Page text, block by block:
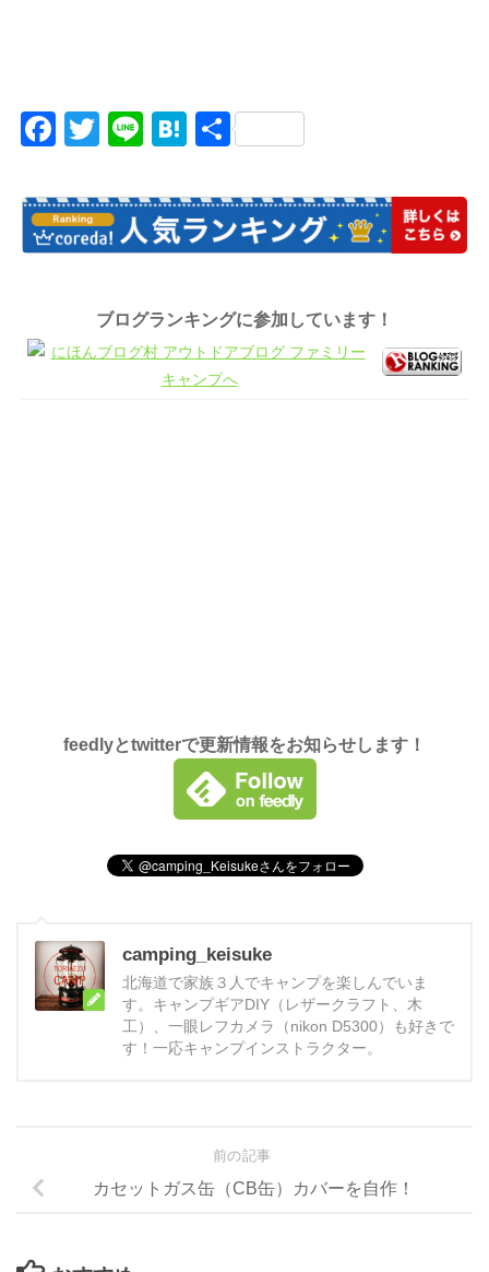
Facebook
Twitter
LineHatena
共
ブログランキングに参加しています！
feedlyとtwitterで更新情報をお知らせします！
camping_keisuke
北海道で家族３人でキャンプを楽しんでいま
す。キャンプギアDIY（レザークラフト、木
工）、一眼レフカメラ（nikon D5300）も好きで
す！一応キャンプインストラクター。
前の記事
カセットガス缶（CB缶）カバーを自作！